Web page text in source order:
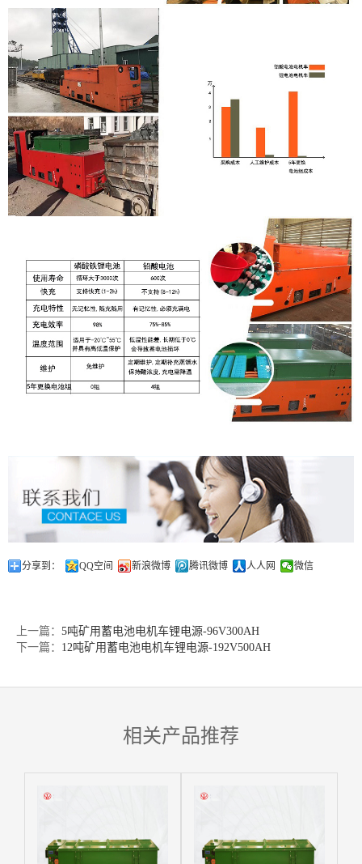
分享到： QQ空间 新浪微博 腾讯微博 人人网 微信
上一篇： 5吨矿用蓄电池电机车锂电源-96V300AH
下一篇： 12吨矿用蓄电池电机车锂电源-192V500AH
相关产品推荐